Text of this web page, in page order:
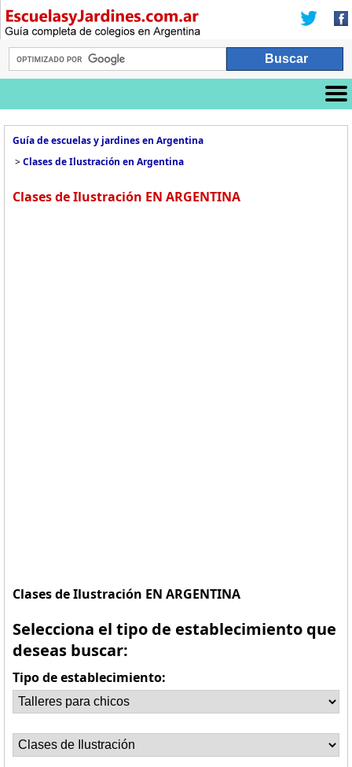
Guía de escuelas y jardines en Argentina
>Clases de Ilustración en Argentina
Clases de Ilustración EN ARGENTINA
Clases de Ilustración EN ARGENTINA
Selecciona el tipo de establecimiento que
deseas buscar:
Tipo de establecimiento: